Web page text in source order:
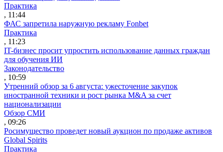
Практика
, 11:44
ФАС запретила наружную рекламу Fonbet
Практика
, 11:23
IT-бизнес просит упростить использование данных граждан
для обучения ИИ
Законодательство
, 10:59
Утренний обзор за 6 августа: ужесточение закупок
иностранной техники и рост рынка M&A за счет
национализации
Обзор СМИ
, 09:26
Росимущество проведет новый аукцион по продаже активов
Global Spirits
Практика